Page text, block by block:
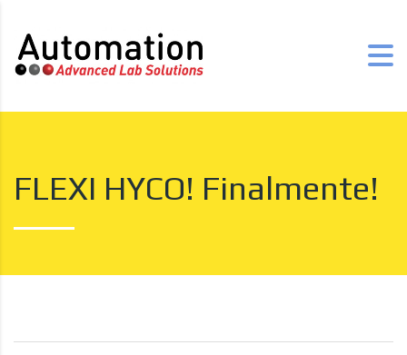
FLEXI HYCO! Finalmente!